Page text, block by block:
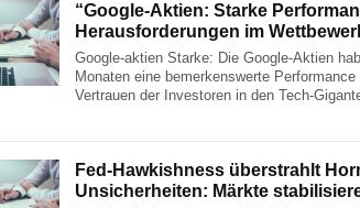
“Google-Aktien: Starke
Herausforderungen im
Google-aktien Starke: Die Google-Aktien
Monaten eine bemerkenswerte
Vertrauen der Investoren in den Tech-
Fed-Hawkishness überstrahlt
Unsicherheiten: Märkte